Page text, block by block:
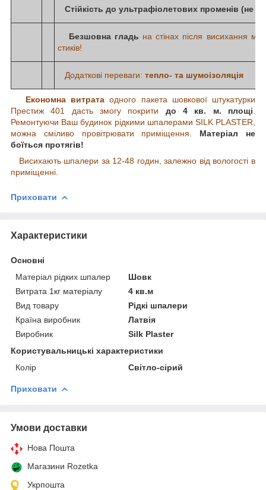
Стійкість до ультрафіолетових променів (не
Безшовна гладь на стінах після висихання
стиків!
Додаткові переваги: тепло- та шумоізоляція
Економна витрата одного пакета шовкової штукатурки
Престиж 401 дасть змогу покрити до 4 кв. м. площі
Ремонтуючи Ваш будинок рідкими шпалерами SILK PLASTER,
можна сміливо провітрювати приміщення. Матеріал не
боїться протягів!
Висихають шпалери за 12-48 годин, залежно від вологості в
приміщенні.
Приховати
Характеристики
Основні
Матеріал рідких шпалер
Шовк
Витрата 1кг матеріалу
4 кв.м
Вид товару
Рідкі шпалери
Країна виробник
Латвія
Виробник
Silk Plaster
Користувальницькі характеристики
Колір
Світло-сірий
Приховати
Умови доставки
Нова Пошта
Магазини Rozetka
Укрпошта